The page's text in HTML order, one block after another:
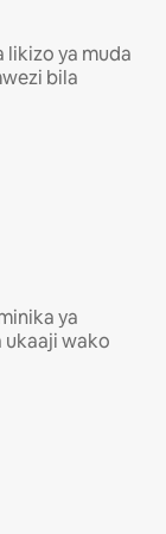
likizo ya muda
bila
ya
ukaaji wako